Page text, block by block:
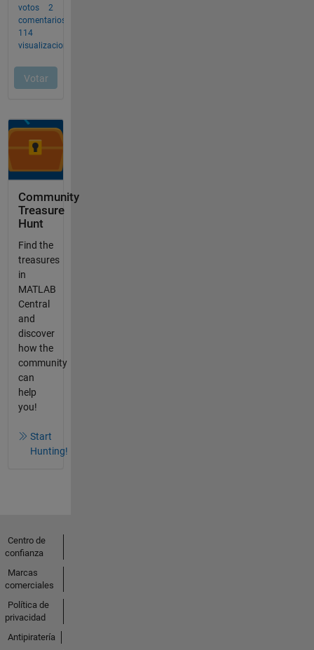
Community
Treasure
Hunt
Find the
treasures
in
MATLAB
Central
and
discover
how the
community
can
help
you!
Start
Hunting!
Centro de
confianza
Marcas
comerciales
Política de
privacidad
Antipiratería